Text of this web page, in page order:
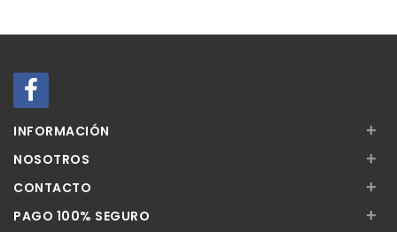
INFORMACIÓN +
NOSOTROS +
CONTACTO +
PAGO 100% SEGURO +